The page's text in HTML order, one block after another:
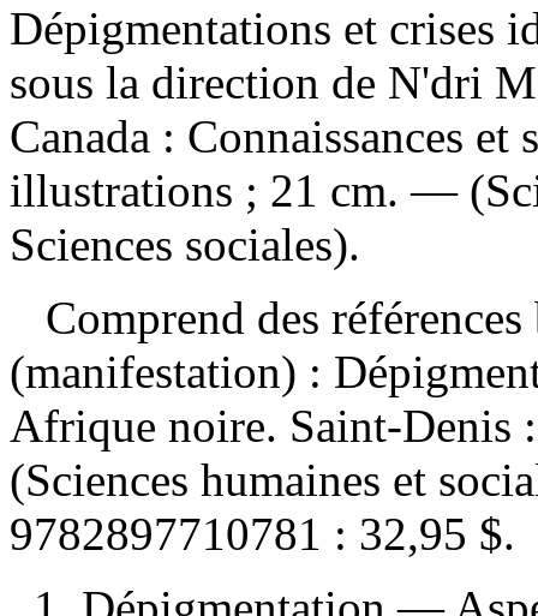
Dépigmentations et crises
sous la direction de N'dri
Canada : Connaissances
illustrations ; 21 cm. —
Sciences sociales).
Comprend des
(manifestation) :
Afrique noire. Saint-Denis
(Sciences humaines et
9782897710781 : 32,95 $.